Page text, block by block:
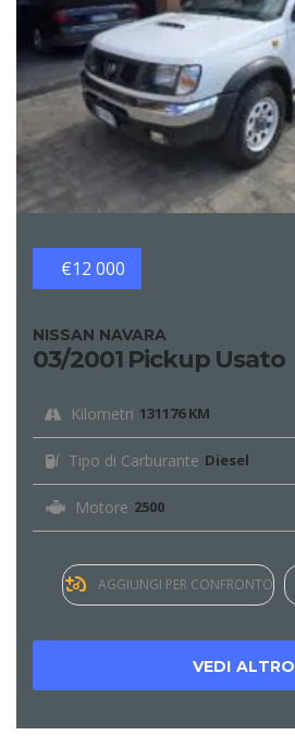
€12 000
NISSAN NAVARA
03/2001 Pickup Usato
Kilometri 131176 KM
Tipo di Carburante Diesel
Motore 2500
AGGIUNGI PER CONFRONTO
VEDI ALTRO